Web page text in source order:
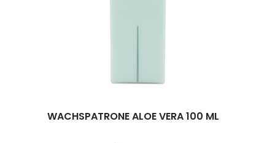
WACHSPATRONE ALOE VERA 100 ML